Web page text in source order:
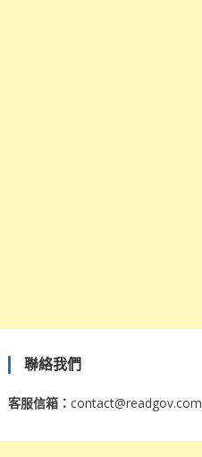
聯絡我們
客服信箱： contact@readgov.com